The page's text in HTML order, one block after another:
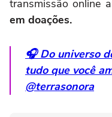
transmissão online
em doações.
🎧 Do universo
tudo que você
@terrasonora